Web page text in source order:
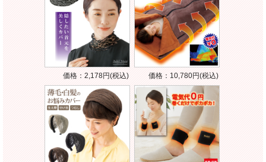
価格：2,178円(税込) 価格：10,780円(税込)